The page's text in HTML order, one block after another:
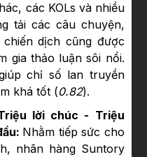
các KOLs và nhiều
tải các câu chuyện,
dịch cũng được
gia thảo luận sôi nổi.
chỉ số lan truyền
khá tốt (0.82).
lời chúc - Triệu
Nhằm tiếp sức cho
nhãn hàng Suntory